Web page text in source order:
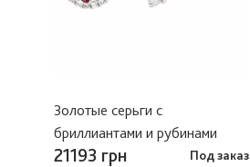
Золотые серьги с
бриллиантами и рубинами
21193 грн Под заказ